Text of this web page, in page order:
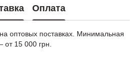
Оплата
оптовых поставках. Минимальная
от 15 000 грн.